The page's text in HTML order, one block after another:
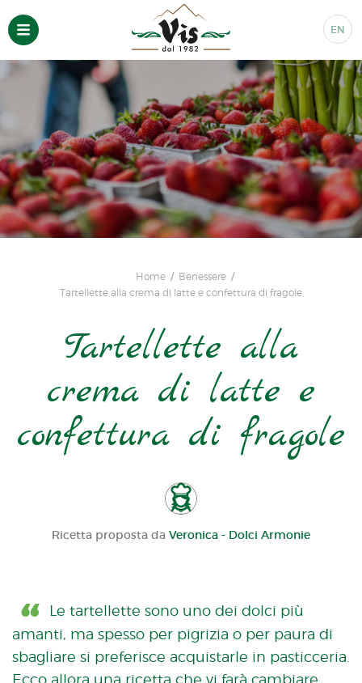
EN
Home
Benessere
Tartellette alla crema di latte e confettura di fragole
Tartellette alla
crema di latte e
confettura di fragole
Ricetta proposta da Veronica - Dolci Armonie
Le tartellette sono uno dei dolci più
amanti, ma spesso per pigrizia o per paura di
sbagliare si preferisce acquistarle in pasticceria.
Ecco allora una ricetta che vi farà cambiare